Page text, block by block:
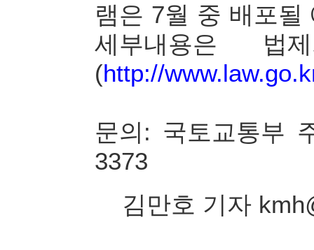
램은 7월 중 배포될
세부내용은 법
(http://
문의: 국토교통부
3373
김만호 기자